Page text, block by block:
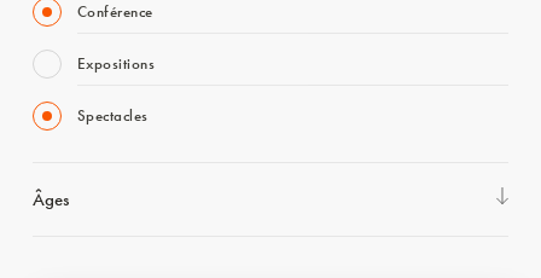
Conférence
Expositions
Spectacles
Âges